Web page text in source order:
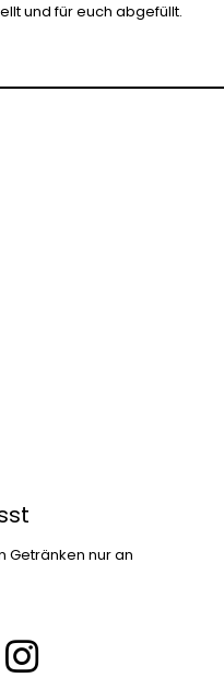
und für euch abgefüllt.
Getränken nur an